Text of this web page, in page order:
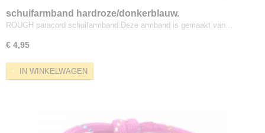
schuifarmband hardroze/donkerblauw.
ROUGH paracord schuifarmband.Deze armband is gemaakt van…
€ 4,95
IN WINKELWAGEN